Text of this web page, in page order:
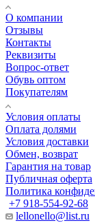
О компании
Отзывы
Контакты
Реквизиты
Вопрос-ответ
Обувь оптом
Покупателям
Условия оплаты
Оплата долями
Условия доставки
Обмен, возврат
Гарантия на товар
Публичная оферта
Политика
+7 918-554-92-68
lellonello@list.ru